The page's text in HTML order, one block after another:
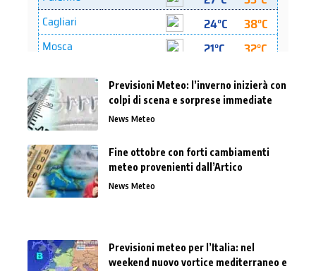
Previsioni Meteo: l’inverno inizierà con
colpi di scena e sorprese immediate
News Meteo
Fine ottobre con forti cambiamenti
meteo provenienti dall’Artico
News Meteo
Previsioni meteo per l’Italia: nel
weekend nuovo vortice mediterraneo e